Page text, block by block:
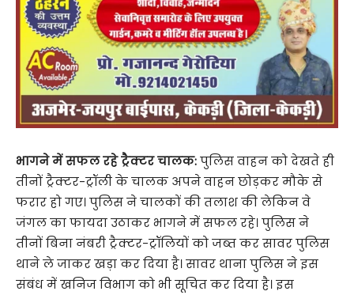
भागने में सफल रहे ट्रैक्टर चालक:पुलिस वाहन को देखते ही
तीनों ट्रैक्टर-ट्रॉली के चालक अपने वाहन छोड़कर मौके से
फरार हो गए। पुलिस ने चालकों की तलाश की लेकिन वे
जंगल का फायदा उठाकर भागने में सफल रहे। पुलिस ने
तीनों बिना नंबरी ट्रैक्टर-ट्रॉलियों को जब्त कर सावर पुलिस
थाने ले जाकर खड़ा कर दिया है। सावर थाना पुलिस ने इस
संबंध में खनिज विभाग को भी सूचित कर दिया है। इस